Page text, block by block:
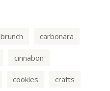
brunch carbonara
cinnabon
cookies crafts